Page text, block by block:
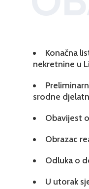
Konačna
nekretnine u
srodne
Obavijest
Obrazac
Odluka o
U utorak